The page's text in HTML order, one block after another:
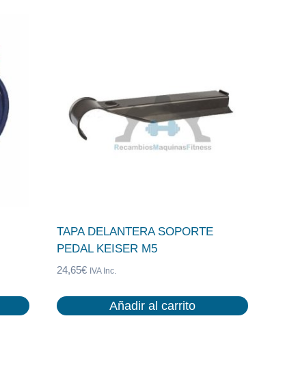
TAPA DELANTERA SOPORTE
PEDAL KEISER M5
24,65€ IVA Inc.
Añadir al carrito